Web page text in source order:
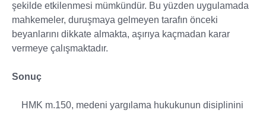
şekilde etkilenmesi mümkündür. Bu yüzden uygulamada
mahkemeler, duruşmaya gelmeyen tarafın önceki
beyanlarını dikkate almakta, aşırıya kaçmadan karar
vermeye çalışmaktadır.
Sonuç
HMK m.150, medeni yargılama hukukunun disiplinini